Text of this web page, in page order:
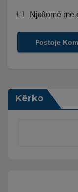
Njoftomë me
Kërko